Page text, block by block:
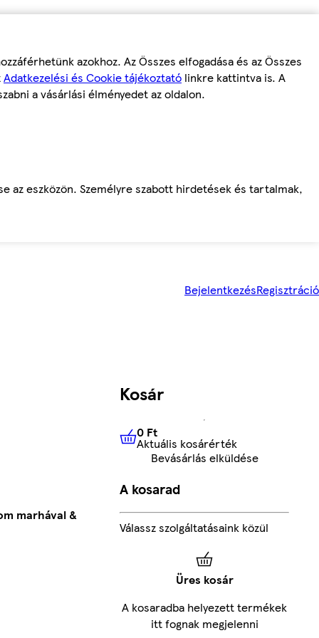
azokhoz. Az Összes elfogadása és az Összes
Adatkezelési és Cookie tájékoztató linkre kattintva is. A
a vásárlási élményedet az oldalon.
az eszközön. Személyre szabott hirdetések és tartalmak,
BejelentkezésRegisztráció
marhával &
Kosár
0 FtAktuális kosárérték
0 Ft
Aktuális kosárérték
Bevásárlás elküldése
A kosarad
Válassz szolgáltatásaink közül
Üres kosár
A kosaradba helyezett termékek
itt fognak megjelenni